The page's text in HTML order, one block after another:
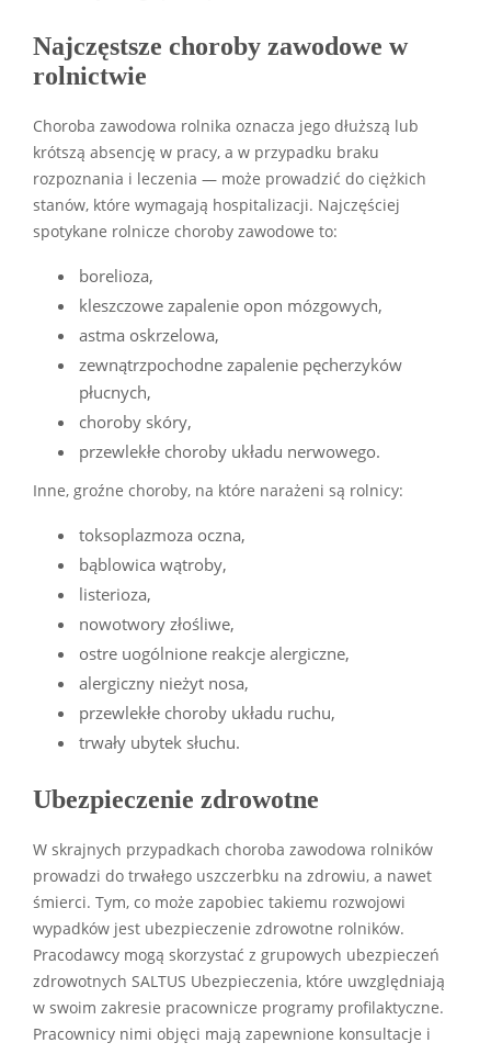
Najczęstsze choroby zawodowe w
rolnictwie
Choroba zawodowa rolnika oznacza jego dłuższą lub
krótszą absencję w pracy, a w przypadku braku
rozpoznania i leczenia — może prowadzić do ciężkich
stanów, które wymagają hospitalizacji. Najczęściej
spotykane rolnicze choroby zawodowe to:
borelioza,
kleszczowe zapalenie opon mózgowych,
astma oskrzelowa,
zewnątrzpochodne zapalenie pęcherzyków
płucnych,
choroby skóry,
przewlekłe choroby układu nerwowego.
Inne, groźne choroby, na które narażeni są rolnicy:
toksoplazmoza oczna,
bąblowica wątroby,
listerioza,
nowotwory złośliwe,
ostre uogólnione reakcje alergiczne,
alergiczny nieżyt nosa,
przewlekłe choroby układu ruchu,
trwały ubytek słuchu.
Ubezpieczenie zdrowotne
W skrajnych przypadkach choroba zawodowa rolników
prowadzi do trwałego uszczerbku na zdrowiu, a nawet
śmierci. Tym, co może zapobiec takiemu rozwojowi
wypadków jest ubezpieczenie zdrowotne rolników.
Pracodawcy mogą skorzystać z grupowych ubezpieczeń
zdrowotnych SALTUS Ubezpieczenia, które uwzględniają
w swoim zakresie pracownicze programy profilaktyczne.
Pracownicy nimi objęci mają zapewnione konsultacje i